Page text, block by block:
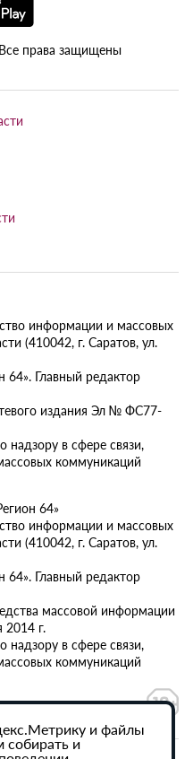
права защищены
информации и массовых
(410042, г. Саратов, ул.
Главный редактор
издания Эл № ФС77-
в сфере связи,
коммуникаций
64»
информации и массовых
(410042, г. Саратов, ул.
Главный редактор
массовой информации
г.
в сфере связи,
коммуникаций
персональных данных
и файлы
собирать и